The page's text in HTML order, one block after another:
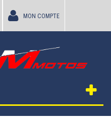
MON COMPTE